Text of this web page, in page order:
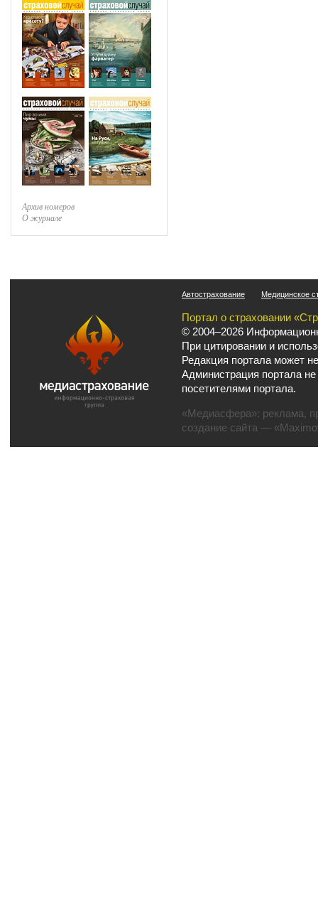
Архив номеров
О журнале
Автострахование Медицинское
Портал о страховании
© 2004–2026
При цитировании и
Редакция портала может
Администрация портала
посетителями портала.
«Медиасфера»: реклама,
создание сайта —